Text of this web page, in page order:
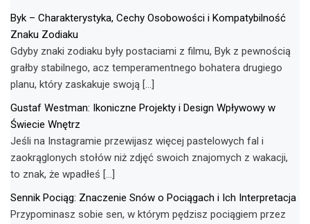
Byk – Charakterystyka, Cechy Osobowości i Kompatybilność
Znaku Zodiaku
Gdyby znaki zodiaku były postaciami z filmu, Byk z pewnością
grałby stabilnego, acz temperamentnego bohatera drugiego
planu, który zaskakuje swoją […]
Gustaf Westman: Ikoniczne Projekty i Design Wpływowy w
Świecie Wnętrz
Jeśli na Instagramie przewijasz więcej pastelowych fal i
zaokrąglonych stołów niż zdjęć swoich znajomych z wakacji,
to znak, że wpadłeś […]
Sennik Pociąg: Znaczenie Snów o Pociągach i Ich Interpretacja
Przypominasz sobie sen, w którym pędzisz pociągiem przez